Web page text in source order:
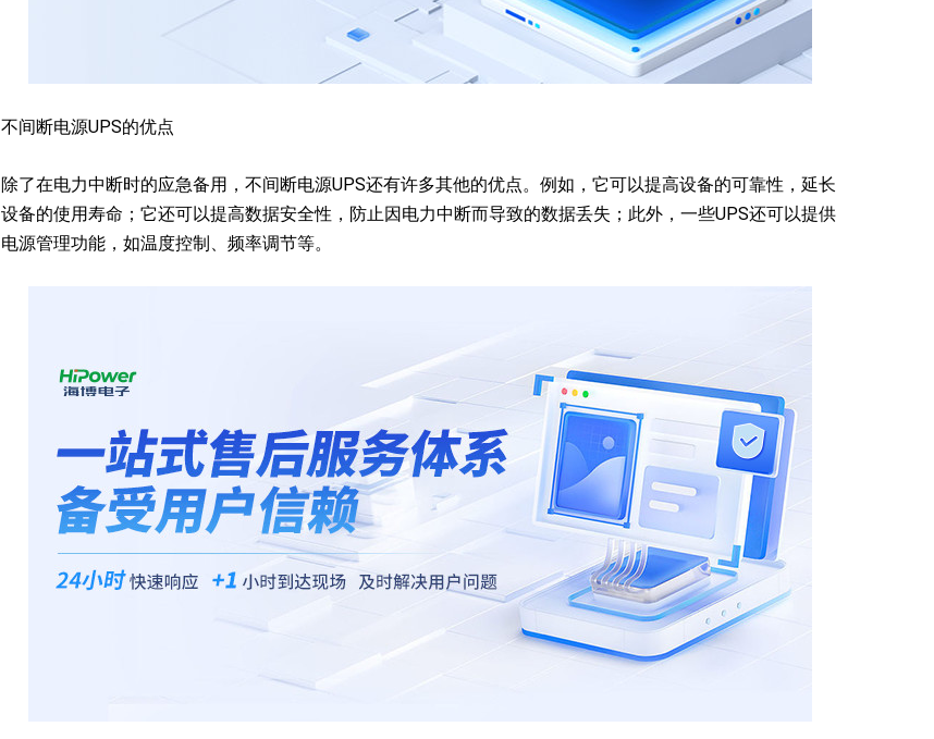
不间断电源UPS的优点
除了在电力中断时的应急备用，不间断电源UPS还有许多其他的优点。例如，它可以提高设备的可靠性，延长
设备的使用寿命；它还可以提高数据安全性，防止因电力中断而导致的数据丢失；此外，一些UPS还可以提供
电源管理功能，如温度控制、频率调节等。